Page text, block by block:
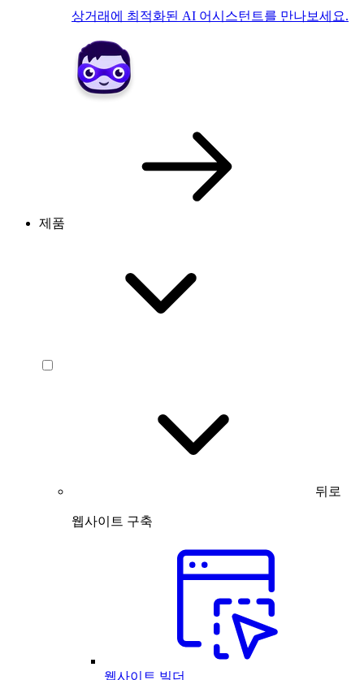
상거래에 최적화된 AI 어시스턴트를 만나보세요.
제품
뒤로
웹사이트 구축
웹사이트 빌더